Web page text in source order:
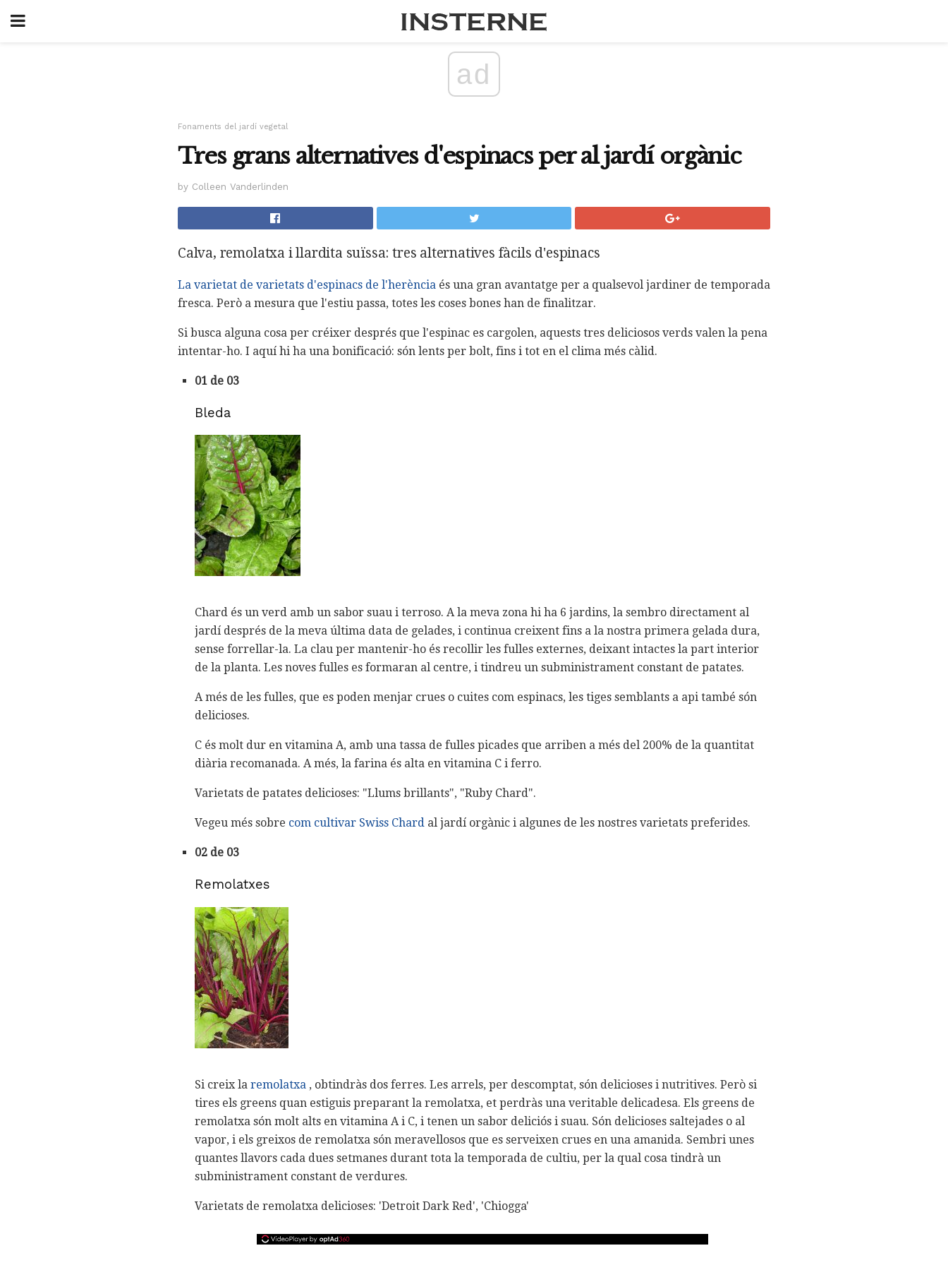
ad
Fonaments del jardí vegetal
Tres grans alternatives d'espinacs per al jardí orgànic
by Colleen Vanderlinden
Calva, remolatxa i llardita suïssa: tres alternatives fàcils d'espinacs
La varietat de varietats d'espinacs de l'herència és una gran avantatge per a qualsevol jardiner de temporada
fresca. Però a mesura que l'estiu passa, totes les coses bones han de finalitzar.
Si busca alguna cosa per créixer després que l'espinac es cargolen, aquests tres deliciosos verds valen la pena
intentar-ho. I aquí hi ha una bonificació: són lents per bolt, fins i tot en el clima més càlid.
01 de 03
Bleda
Chard és un verd amb un sabor suau i terroso. A la meva zona hi ha 6 jardins, la sembro directament al
jardí després de la meva última data de gelades, i continua creixent fins a la nostra primera gelada dura,
sense forrellar-la. La clau per mantenir-ho és recollir les fulles externes, deixant intactes la part interior
de la planta. Les noves fulles es formaran al centre, i tindreu un subministrament constant de patates.
A més de les fulles, que es poden menjar crues o cuites com espinacs, les tiges semblants a api també són
delicioses.
C és molt dur en vitamina A, amb una tassa de fulles picades que arriben a més del 200% de la quantitat
diària recomanada. A més, la farina és alta en vitamina C i ferro.
Varietats de patates delicioses: "Llums brillants", "Ruby Chard".
Vegeu més sobre com cultivar Swiss Chard al jardí orgànic i algunes de les nostres varietats preferides.
02 de 03
Remolatxes
Si creix la remolatxa , obtindràs dos ferres. Les arrels, per descomptat, són delicioses i nutritives. Però si
tires els greens quan estiguis preparant la remolatxa, et perdràs una veritable delicadesa. Els greens de
remolatxa són molt alts en vitamina A i C, i tenen un sabor deliciós i suau. Són delicioses saltejades o al
vapor, i els greixos de remolatxa són meravellosos que es serveixen crues en una amanida. Sembri unes
quantes llavors cada dues setmanes durant tota la temporada de cultiu, per la qual cosa tindrà un
subministrament constant de verdures.
Varietats de remolatxa delicioses: 'Detroit Dark Red', 'Chiogga'